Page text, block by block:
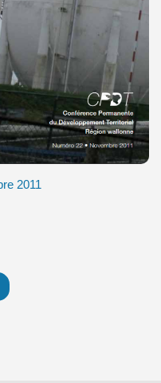
2011